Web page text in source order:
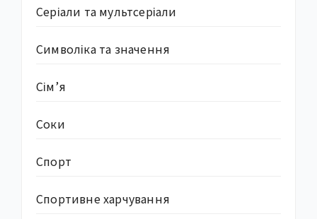
Серіали та мультсеріали
Символіка та значення
Сім’я
Соки
Спорт
Спортивне харчування